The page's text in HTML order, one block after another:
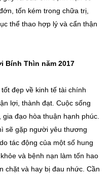
tốn kém trong chữa trị,
thể thao hợp lý và cẩn thận
Bính Thìn năm 2017
đẹp về kinh tế tài chính
lợi, thành đạt. Cuộc sống
đạo hòa thuận hạnh phúc.
sẽ gặp người yêu thương
tác động của một số hung
và bệnh nạn làm tốn hao
chặt và hay bị đau nhức. Cần